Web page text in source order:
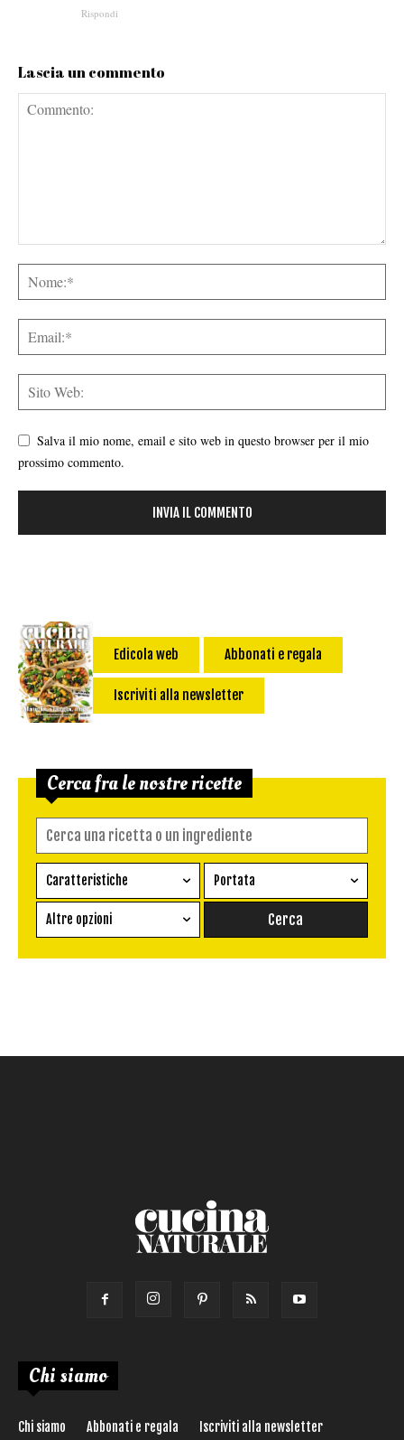
Rispondi
Lascia un commento
Salva il mio nome, email e sito web in questo browser per il mio
prossimo commento.
Edicola web Abbonati e regala
Iscriviti alla newsletter
Cerca fra le nostre ricette
Caratteristiche
Ricetta vegetariana
Senza glutine
Portata
Conserva
Altre opzioni
Chi siamo
Chi siamo Abbonati e regala Iscriviti alla newsletter